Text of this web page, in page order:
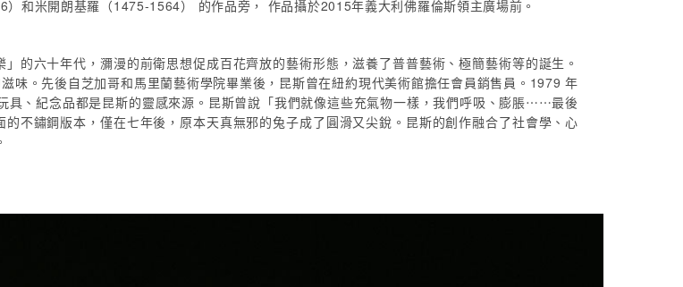
和米開朗基羅（1475-1564） 的作品旁， 作品攝於2015年義大利佛羅倫斯領主廣場前。
的六十年代，瀰漫的前衛思想促成百花齊放的藝術形態，滋養了普普藝術、極簡藝術等的誕生。
味。先後自芝加哥和馬里蘭藝術學院畢業後，昆斯曾在紐約現代美術館擔任會員銷售員。1979 年
具、紀念品都是昆斯的靈感來源。昆斯曾說「我們就像這些充氣物一樣，我們呼吸、膨脹⋯⋯最後
不鏽鋼版本，僅在七年後，原本天真無邪的兔子成了圓滑又尖銳。昆斯的創作融合了社會學、心